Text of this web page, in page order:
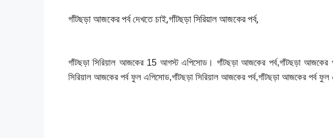
গাঁটছড়া আজকের পর্ব দেখতে চাই,গাঁটছড়া সিরিয়াল আজকের পর্ব,
গাঁটছড়া সিরিয়াল আজকের 15 আগস্ট এপিসোড। গাঁটছড়া আজকের পর্ব,গাঁটছড়া আজকের
সিরিয়াল আজকের পর্ব ফুল এপিসোড,গাঁটছড়া সিরিয়াল আজকের পর্ব,গাঁটছড়া আজকের পর্ব